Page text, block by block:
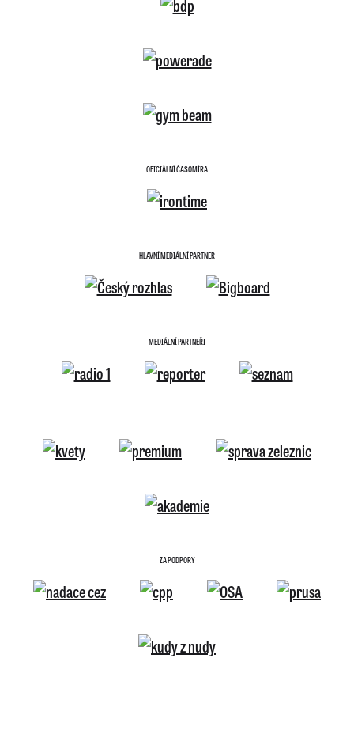
OFICIÁLNÍ ČASOMÍRA
HLAVNÍ MEDIÁLNÍ PARTNER
MEDIÁLNÍ PARTNEŘI
ZA PODPORY